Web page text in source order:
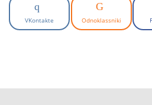
VKontakte Odnoklassniki